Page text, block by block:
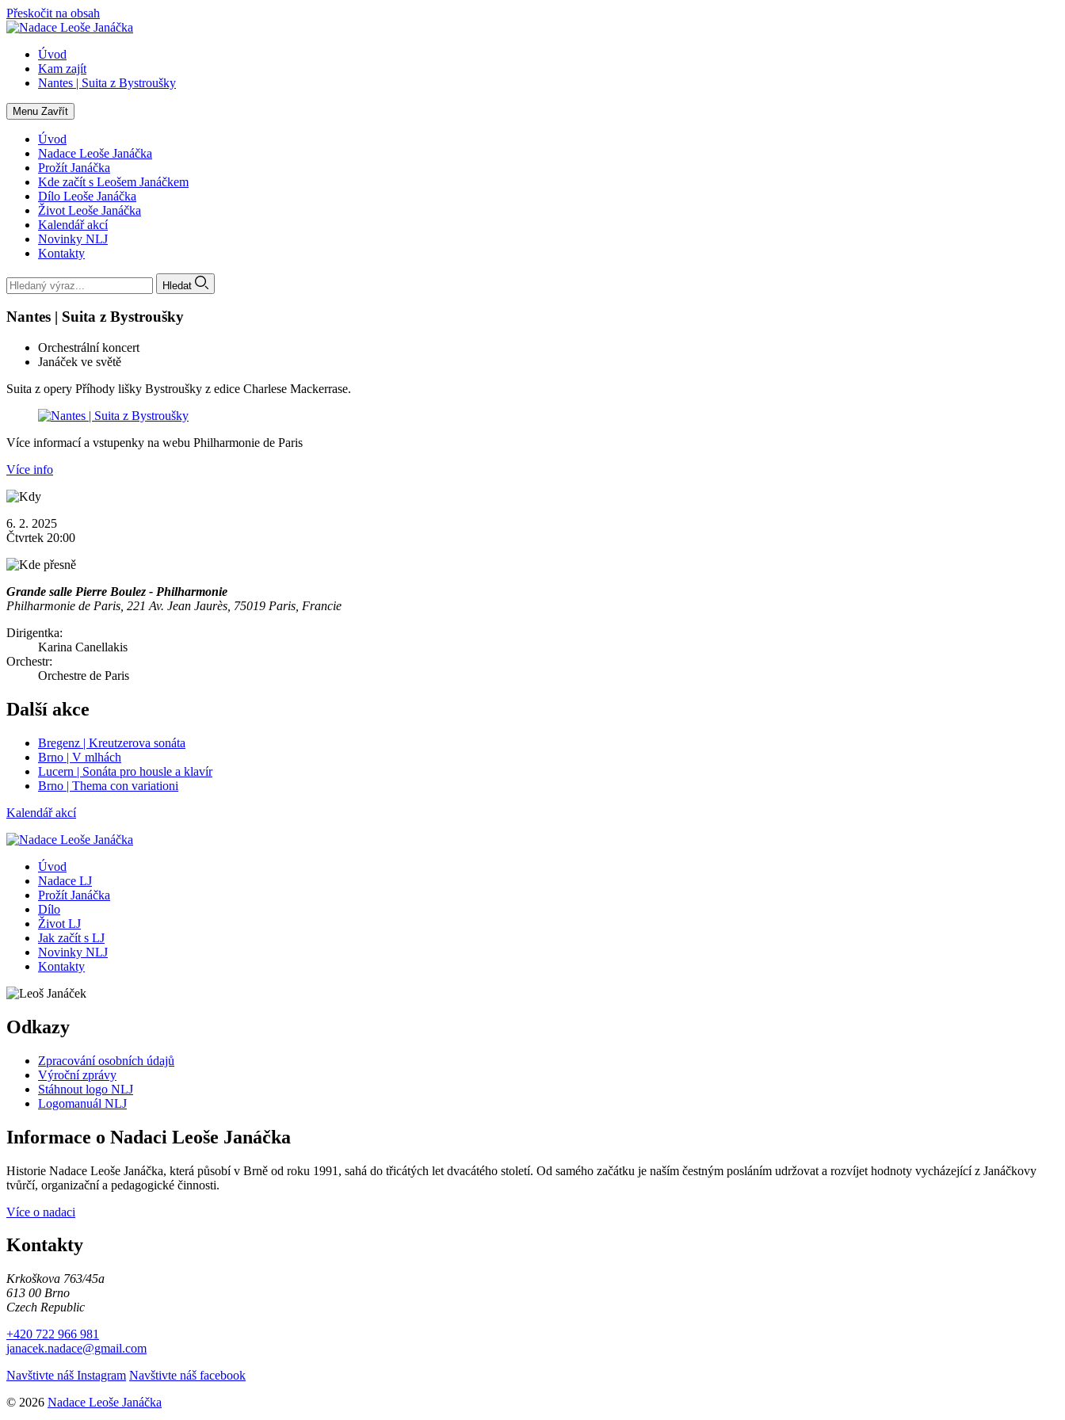
Přeskočit na obsah
Úvod
Kam zajít
Nantes | Suita z Bystroušky
Menu Zavřít
Úvod
Nadace Leoše Janáčka
Prožít Janáčka
Kde začít s Leošem Janáčkem
Dílo Leoše Janáčka
Život Leoše Janáčka
Kalendář akcí
Novinky NLJ
Kontakty
Hledat
Nantes | Suita z Bystroušky
Orchestrální koncert
Janáček ve světě
Suita z opery Příhody lišky Bystroušky z edice Charlese Mackerrase.
Více informací a vstupenky na webu Philharmonie de Paris
Více info
6. 2. 2025
Čtvrtek 20:00
Grande salle Pierre Boulez - Philharmonie
Philharmonie de Paris, 221 Av. Jean Jaurès, 75019 Paris, Francie
Dirigentka:
Karina Canellakis
Orchestr:
Orchestre de Paris
Další akce
Bregenz | Kreutzerova sonáta
Brno | V mlhách
Lucern | Sonáta pro housle a klavír
Brno | Thema con variationi
Kalendář akcí
Úvod
Nadace LJ
Prožít Janáčka
Dílo
Život LJ
Jak začít s LJ
Novinky NLJ
Kontakty
Odkazy
Zpracování osobních údajů
Výroční zprávy
Stáhnout logo NLJ
Logomanuál NLJ
Informace o Nadaci Leoše Janáčka
Historie Nadace Leoše Janáčka, která působí v Brně od roku 1991, sahá do třicátých let dvacátého století. Od samého začátku je naším čestným posláním udržovat a rozvíjet hodnoty vycházející z Janáčkovy
tvůrčí, organizační a pedagogické činnosti.
Více o nadaci
Kontakty
Krkoškova 763/45a
613 00 Brno
Czech Republic
+420 722 966 981
janacek.nadace@gmail.com
Navštivte náš Instagram Navštivte náš facebook
© 2026 Nadace Leoše Janáčka